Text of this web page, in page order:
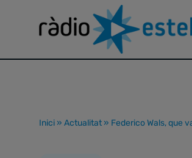
Inici » Actualitat » Federico Wals, que